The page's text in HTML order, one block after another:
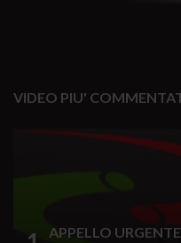
VIDEO PIU'
APPELLO URGENTE